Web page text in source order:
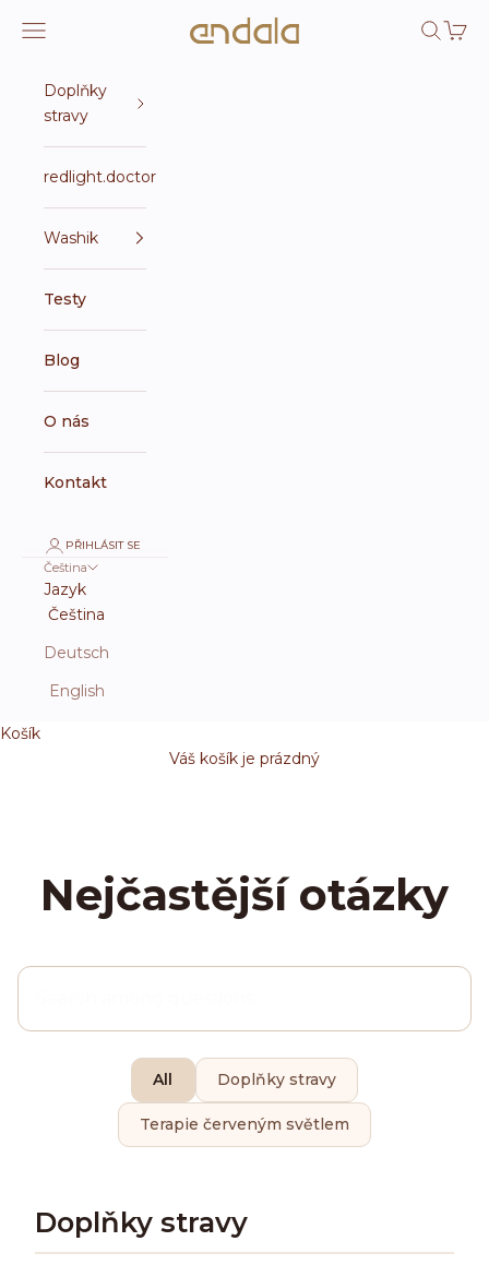
Endala e-shop
Otevřít navigační menu Otevřít
Doplňky
stravy
redlight.doctor
Washik
Testy
Blog
O nás
Kontakt
PŘIHLÁSIT SE
Čeština
Jazyk
Čeština
Deutsch
English
Košík
Váš košík je prázdný
Nejčastější otázky
All Doplňky stravy
Terapie červeným světlem
Doplňky stravy